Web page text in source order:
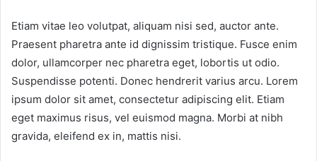
Etiam vitae leo volutpat, aliquam nisi sed, auctor ante.
Praesent pharetra ante id dignissim tristique. Fusce enim
dolor, ullamcorper nec pharetra eget, lobortis ut odio.
Suspendisse potenti. Donec hendrerit varius arcu. Lorem
ipsum dolor sit amet, consectetur adipiscing elit. Etiam
eget maximus risus, vel euismod magna. Morbi at nibh
gravida, eleifend ex in, mattis nisi.